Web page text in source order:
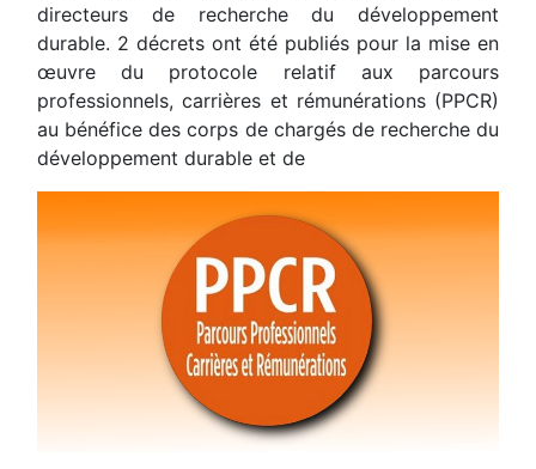
directeurs de recherche du développement
durable. 2 décrets ont été publiés pour la mise en
œuvre du protocole relatif aux parcours
professionnels, carrières et rémunérations (PPCR)
au bénéfice des corps de chargés de recherche du
développement durable et de